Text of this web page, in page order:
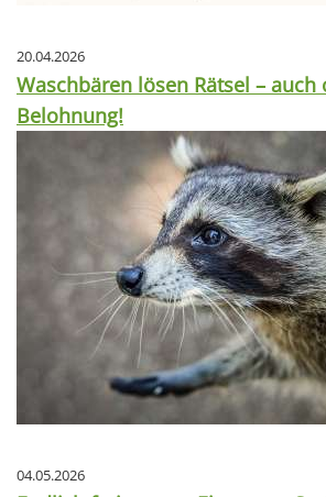
20.04.2026
Waschbären lösen Rätsel – auch
Belohnung!
04.05.2026